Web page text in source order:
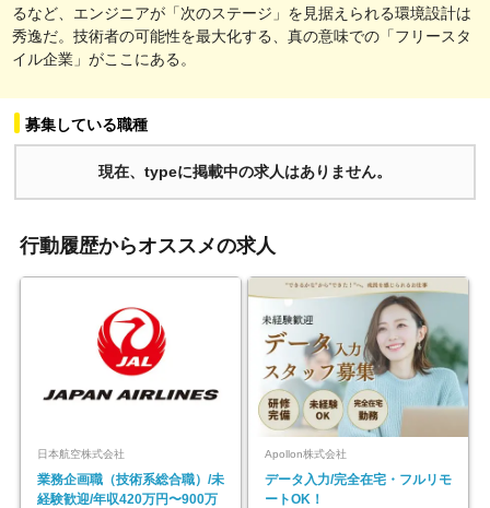
るなど、エンジニアが「次のステージ」を見据えられる環境設計は
秀逸だ。技術者の可能性を最大化する、真の意味での「フリースタ
イル企業」がここにある。
募集している職種
現在、typeに掲載中の求人はありません。
行動履歴からオススメの求人
日本航空株式会社
業務企画職（技術系総合職）/未
経験歓迎/年収420万円〜900万
Apollon株式会社
データ入力/完全在宅・フルリモ
ートOK！